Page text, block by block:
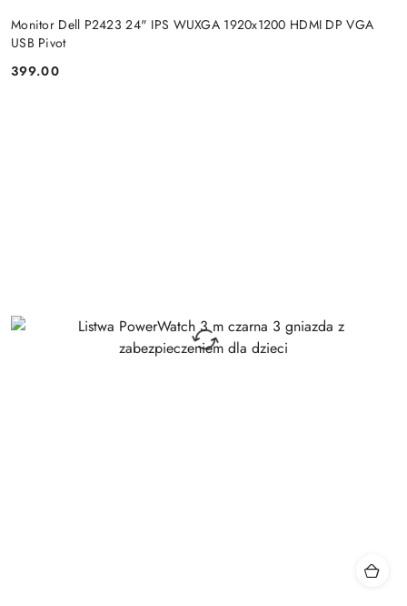
Monitor Dell P2423 24" IPS WUXGA 1920x1200 HDMI DP VGA
USB Pivot
Cena:
399.00